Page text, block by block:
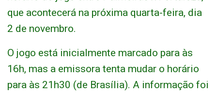
que acontecerá na próxima quarta-feira, dia
2 de novembro.
O jogo está inicialmente marcado para às
16h, mas a emissora tenta mudar o horário
para às 21h30 (de Brasília). A informação foi